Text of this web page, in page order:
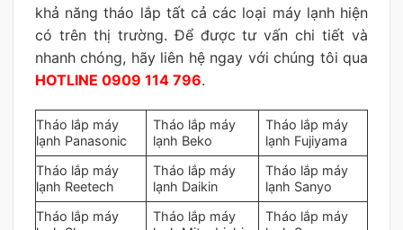
khả năng tháo lắp tất cả các loại máy lạnh hiện
có trên thị trường. Để được tư vấn chi tiết và
nhanh chóng, hãy liên hệ ngay với chúng tôi qua
HOTLINE 0909 114 796.
Tháo lắp máy
lạnh Panasonic
Tháo lắp máy
lạnh Beko
Tháo lắp máy
lạnh Fujiyama
Tháo lắp máy
lạnh Reetech
Tháo lắp máy
lạnh Daikin
Tháo lắp máy
lạnh Sanyo
Tháo lắp máy
Tháo lắp máy
Tháo lắp máy